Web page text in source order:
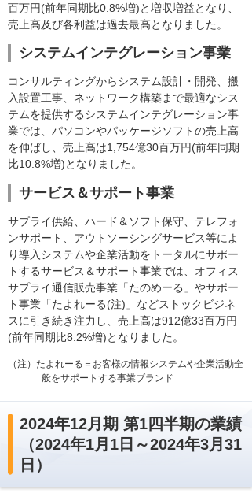
百万円(前年同期比0.8%増)と増収増益となり、
売上高及び各利益は過去最高となりました。
システムインテグレーション事業
コンサルティングからシステム設計・開発、搬
入設置工事、ネットワーク構築まで最適なシス
テムを提供するシステムインテグレーション事
業では、パソコンやパッケージソフトの売上高
を伸ばし、売上高は1,754億30百万円(前年同期
比10.8%増)となりました。
サービス＆サポート事業
サプライ供給、ハード＆ソフト保守、テレフォ
ンサポート、アウトソーシングサービス等によ
り導入システムや企業活動をトータルにサポー
トするサービス＆サポート事業では、オフィス
サプライ通信販売事業「たのめーる」やサポー
ト事業「たよれーる(注)」などストックビジネ
スに引き続き注力し、売上高は912億33百万円
(前年同期比8.2%増)となりました。
（注）たよれーる＝お客様の情報システムや企業活動全
般をサポートする事業ブランド
2024年12月期 第1四半期の業績
（2024年1月1日～2024年3月31
日）